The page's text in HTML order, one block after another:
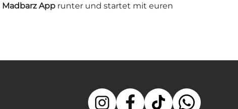
Madbarz App runter und startet mit euren